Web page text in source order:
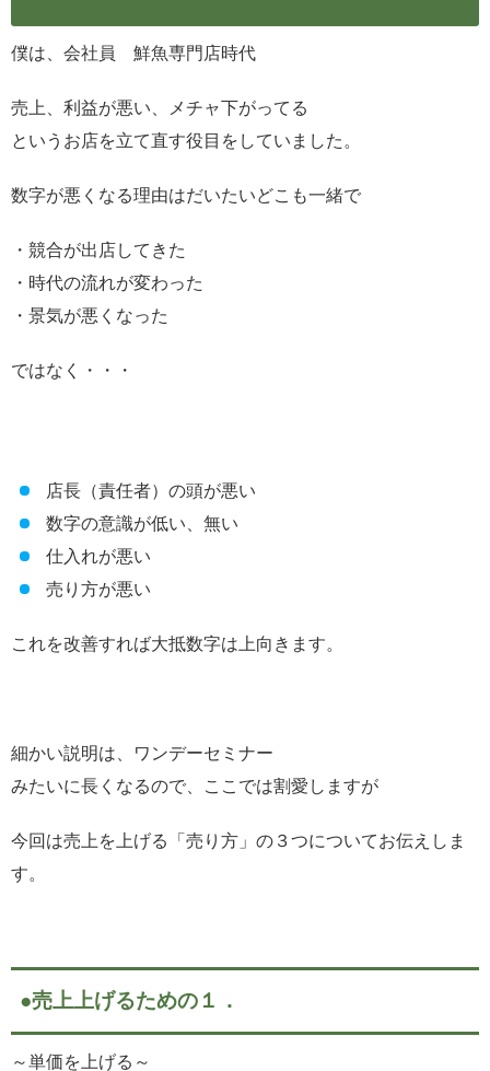
僕は、会社員 鮮魚専門店時代
売上、利益が悪い、メチャ下がってる
というお店を立て直す役目をしていました。
数字が悪くなる理由はだいたいどこも一緒で
・競合が出店してきた
・時代の流れが変わった
・景気が悪くなった
ではなく・・・
店長（責任者）の頭が悪い
数字の意識が低い、無い
仕入れが悪い
売り方が悪い
これを改善すれば大抵数字は上向きます。
細かい説明は、ワンデーセミナー
みたいに長くなるので、ここでは割愛しますが
今回は売上を上げる「売り方」の３つについてお伝えしま
す。
●売上上げるための１．
～単価を上げる～